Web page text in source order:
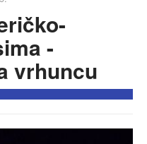
-
vrhuncu